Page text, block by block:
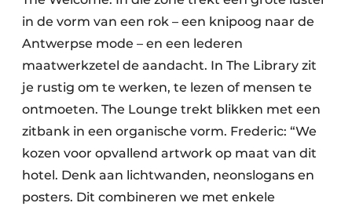
in de vorm van een rok – een knipoog naar de
Antwerpse mode – en een lederen
maatwerkzetel de aandacht. In The Library zit
je rustig om te werken, te lezen of mensen te
ontmoeten. The Lounge trekt blikken met een
zitbank in een organische vorm. Frederic: “We
kozen voor opvallend artwork op maat van dit
hotel. Denk aan lichtwanden, neonslogans en
posters. Dit combineren we met enkele